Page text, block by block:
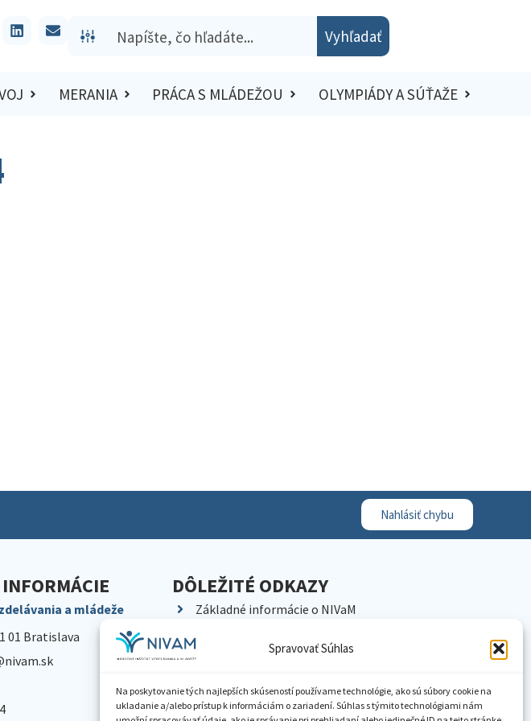
Spravovať Súhlas
Na poskytovanie tých najlepších skúseností používame technológie, ako sú súbory cookie na
ukladanie a/alebo prístup k informáciám o zariadení. Súhlas s týmito technológiami nám
Vyhľadať
MERANIA PRÁCA S MLÁDEŽOU OLYMPIÁDY A SÚŤAŽE
Nahlásiť chybu
a mládeže
01 Bratislava
DÔLEŽITÉ ODKAZY
Základné informácie o NIVaM
Kariéra
Pracoviská NIVaM